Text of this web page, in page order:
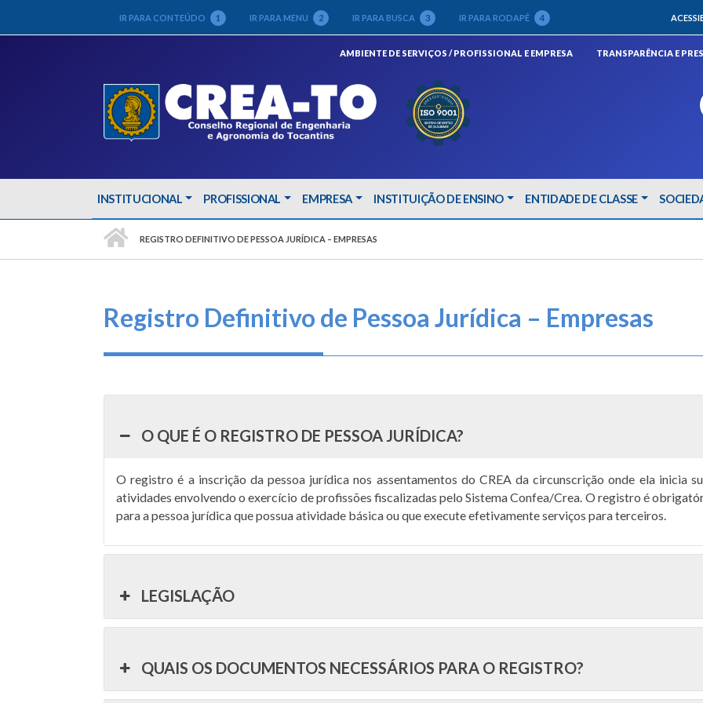
IR PARA CONTEÚDO 1 IR PARA MENU 2 IR PARA BUSCA 3 IR PARA RODAPÉ 4
AMBIENTE DE SERVIÇOS / PROFISSIONAL E EMPRESA (ABRIRÁ EM NOVA JANELA)
TRANSPARÊNCIA E
INSTITUCIONAL PROFISSIONAL EMPRESA INSTITUIÇÃO DE ENSINO ENTIDADE DE CLASSE
REGISTRO DEFINITIVO DE PESSOA JURÍDICA – EMPRESAS
Registro Definitivo de Pessoa Jurídica – Empresas
O QUE É O REGISTRO DE PESSOA JURÍDICA?
O registro é a inscrição da pessoa jurídica nos assentamentos do CREA da circunscrição onde ela inicia
atividades envolvendo o exercício de profissões fiscalizadas pelo Sistema Confea/Crea. O registro é
para a pessoa jurídica que possua atividade básica ou que execute efetivamente serviços para terceiros.
LEGISLAÇÃO
QUAIS OS DOCUMENTOS NECESSÁRIOS PARA O REGISTRO?